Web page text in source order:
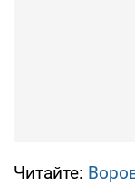
Читайте: